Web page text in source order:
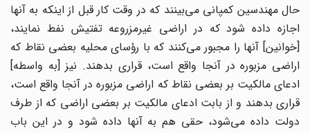
حال مهندسین کمپانی میبینند که در وقت کار قبل از اینکه به آنها
اجازه داده شود که در اراضی غیرمزروعه تفتیش نفط نمایند،
خوانین[آنها را مجبور میکنند که با رؤسای محلیه بعضی نقاط که
اراضی مزبوره در آنجا واقع است، قراری بدهند. نیز]به واسطه[
ادعای مالکیت بر بعضی نقاط که اراضی مزبوره در آنجا واقع است،
قراری بدهند و از بابت ادعای مالکیت بر بعضی اراضی که از طرف
دولت داده میشود، حقی هم به آنها داده شود و در این باب